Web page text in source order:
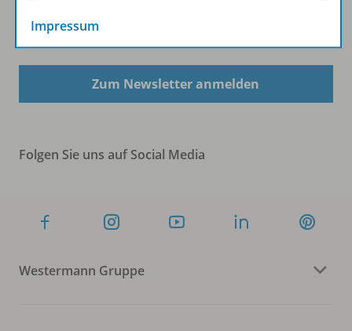
Sofort profitieren
Zum Newsletter anmelden
Folgen Sie uns auf Social Media
Westermann Gruppe
Impressum